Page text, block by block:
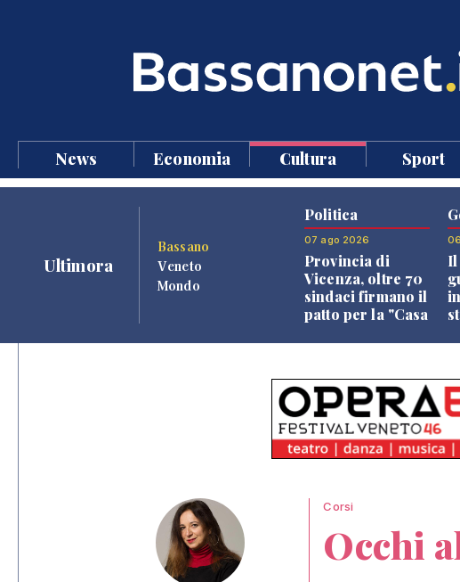
News Economia Cultura Sport
Ultimora
Bassano
Veneto
Mondo
Politica
07 ago 2026
Provincia di
Vicenza, oltre 70
sindaci firmano il
patto per la "Casa
Il
Corsi
Occhi